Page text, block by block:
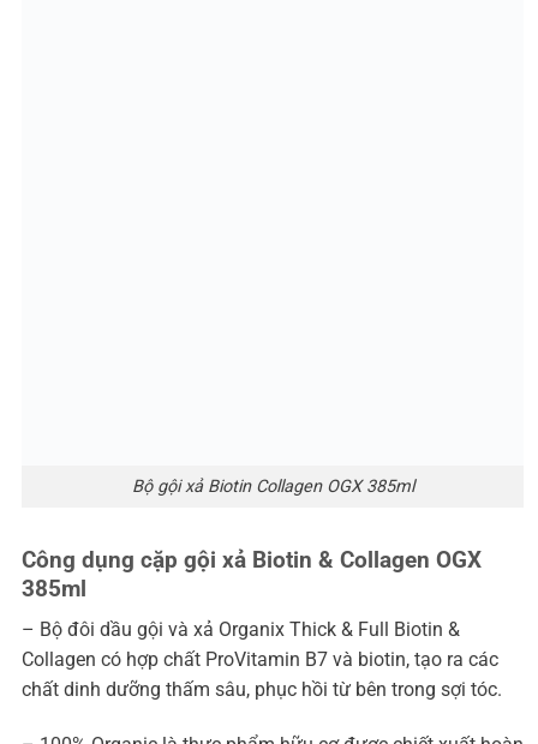
Bộ gội xả Biotin Collagen OGX 385ml
Công dụng cặp gội xả Biotin & Collagen OGX
385ml
– Bộ đôi dầu gội và xả Organix Thick & Full Biotin &
Collagen có hợp chất ProVitamin B7 và biotin, tạo ra các
chất dinh dưỡng thấm sâu, phục hồi từ bên trong sợi tóc.